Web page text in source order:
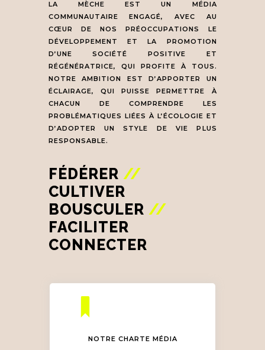
LA MÈCHE EST UN MÉDIA
COMMUNAUTAIRE ENGAGÉ, AVEC AU
CŒUR DE NOS PRÉOCCUPATIONS LE
DÉVELOPPEMENT ET LA PROMOTION
D’UNE SOCIÉTÉ POSITIVE ET
RÉGÉNÉRATRICE, QUI PROFITE À TOUS.
NOTRE AMBITION EST D’APPORTER UN
ÉCLAIRAGE, QUI PUISSE PERMETTRE À
CHACUN DE COMPRENDRE LES
PROBLÉMATIQUES LIÉES À L’ÉCOLOGIE ET
D’ADOPTER UN STYLE DE VIE PLUS
RESPONSABLE.
FÉDÉRER //
CULTIVER
BOUSCULER //
FACILITER
CONNECTER
NOTRE CHARTE MÉDIA